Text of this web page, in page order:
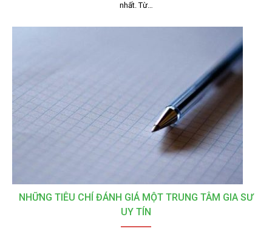
nhất. Từ…
NHỮNG TIÊU CHÍ ĐÁNH GIÁ MỘT TRUNG TÂM GIA SƯ
UY TÍN